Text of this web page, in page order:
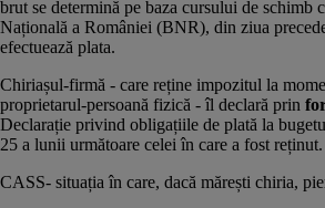
brut se determină pe baza cursului de schimb
Națională a României (BNR), din ziua
efectuează plata.
Chiriașul-firmă - care reține impozitul la
proprietarul-persoană fizică - îl declară prin
Declarație privind obligațiile de plată la
25 a lunii următoare celei în care a fost reținut.
CASS- situația în care, dacă mărești chiria,